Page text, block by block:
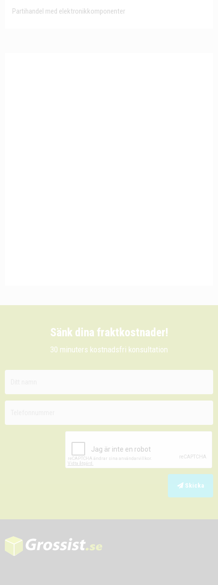
Partihandel med elektronikkomponenter
Sänk dina fraktkostnader!
30 minuters kostnadsfri konsultation
Skicka